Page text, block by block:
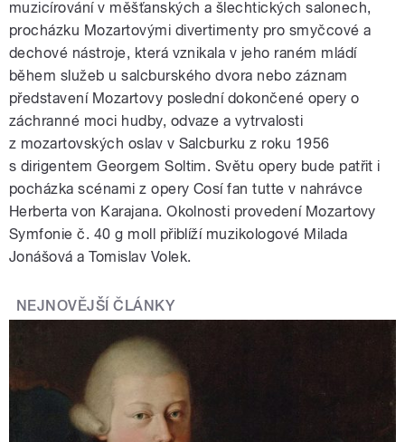
muzicírování v měšťanských a šlechtických salonech,
procházku Mozartovými divertimenty pro smyčcové a
dechové nástroje, která vznikala v jeho raném mládí
během služeb u salcburského dvora nebo záznam
představení Mozartovy poslední dokončené opery o
záchranné moci hudby, odvaze a vytrvalosti
z mozartovských oslav v Salcburku z roku 1956
s dirigentem Georgem Soltim. Světu opery bude patřit i
pocházka scénami z opery Cosí fan tutte v nahrávce
Herberta von Karajana. Okolnosti provedení Mozartovy
Symfonie č. 40 g moll přiblíží muzikologové Milada
Jonášová a Tomislav Volek.
NEJNOVĚJŠÍ ČLÁNKY